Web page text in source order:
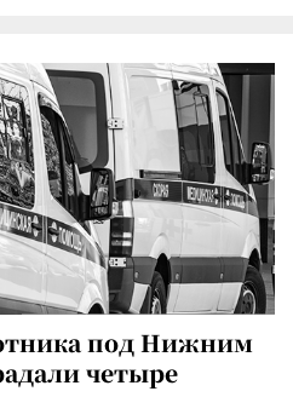
под Нижним
четыре